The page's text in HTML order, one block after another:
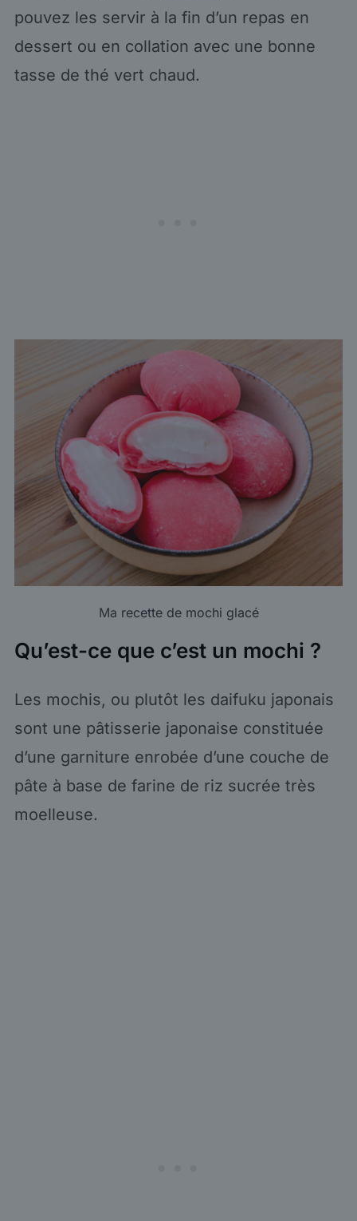
pouvez les servir à la fin d’un repas en
dessert ou en collation avec une bonne
tasse de thé vert chaud.
Ma recette de mochi glacé
Qu’est-ce que c’est un mochi ?
Les mochis, ou plutôt les daifuku japonais
sont une pâtisserie japonaise constituée
d’une garniture enrobée d’une couche de
pâte à base de farine de riz sucrée très
moelleuse.